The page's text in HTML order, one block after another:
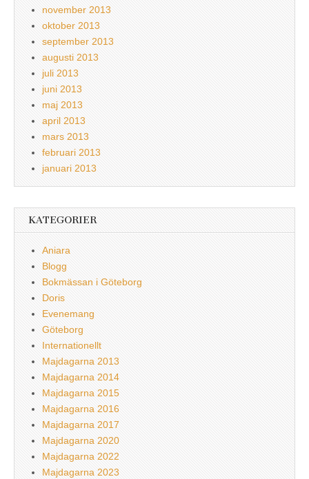
november 2013
oktober 2013
september 2013
augusti 2013
juli 2013
juni 2013
maj 2013
april 2013
mars 2013
februari 2013
januari 2013
KATEGORIER
Aniara
Blogg
Bokmässan i Göteborg
Doris
Evenemang
Göteborg
Internationellt
Majdagarna 2013
Majdagarna 2014
Majdagarna 2015
Majdagarna 2016
Majdagarna 2017
Majdagarna 2020
Majdagarna 2022
Majdagarna 2023